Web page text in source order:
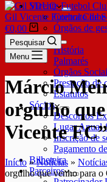
SDUQ
Contrato de
Órgãos de
Clube
História
Palmarés
Órgãos
Prestação de
Estatutos
Sócios
Descontos
Lugar Anual
Inscrição de
Pagamento
Bilheteira
Parceiros
Gil Vicente Futebol Clube
€0,00
Pesquisar
Menu
Márcio
orgulho
Vicente FC”
Início »Notícias »
orgulho que venho para